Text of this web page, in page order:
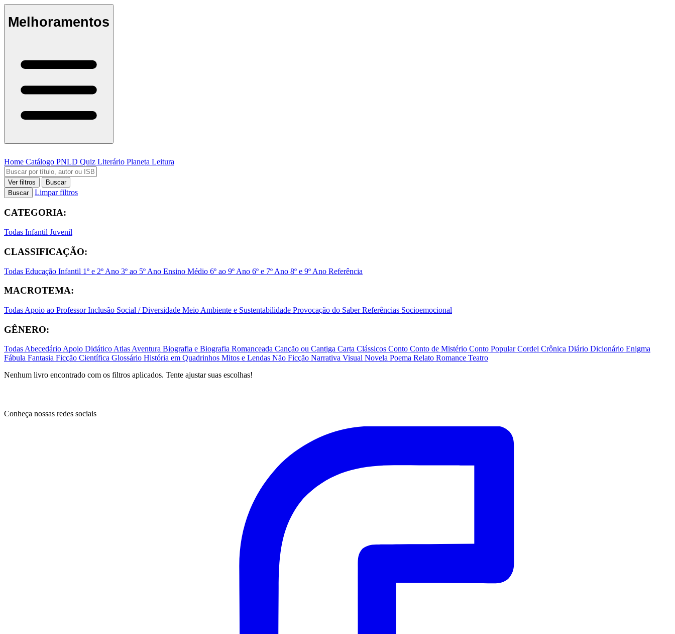
Melhoramentos
Home Catálogo PNLD Quiz Literário Planeta Leitura
Ver filtros
Buscar
Buscar
Limpar filtros
CATEGORIA:
Todas Infantil Juvenil
CLASSIFICAÇÃO:
Todas Educação Infantil 1º e 2º Ano 3º ao 5º Ano Ensino Médio 6º ao 9º Ano 6º e 7º Ano 8º e 9º Ano Referência
MACROTEMA:
Todas Apoio ao ProfessorInclusão Social / Diversidade Meio Ambiente e Sustentabilidade Provocação do SaberReferências Socioemocional
GÊNERO:
TodasAbecedárioApoio DidáticoAtlasAventura Biografia e Biografia Romanceada Canção ou Cantiga Carta Clássicos Conto Conto de Mistério Conto PopularCordel Crônica Diário Dicionário Enigma
Fábula Fantasia Ficção Científica Glossário História em Quadrinhos Mitos e Lendas Não Ficção Narrativa Visual Novela Poema Relato Romance Teatro
Nenhum livro encontrado com os filtros aplicados. Tente ajustar suas escolhas!
Conheça nossas redes sociais